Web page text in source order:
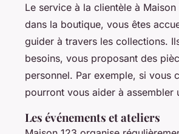
Le service à la clientèle à Maison
dans la boutique, vous êtes
guider à travers les collections.
besoins, vous proposant des
personnel. Par exemple, si vous
pourront vous aider à
Les événements et ateliers